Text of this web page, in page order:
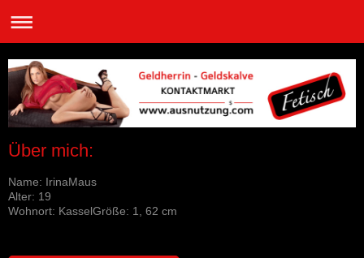
Über mich:
Name: IrinaMaus
Alter: 19
Wohnort: KasselGröße: 1, 62 cm